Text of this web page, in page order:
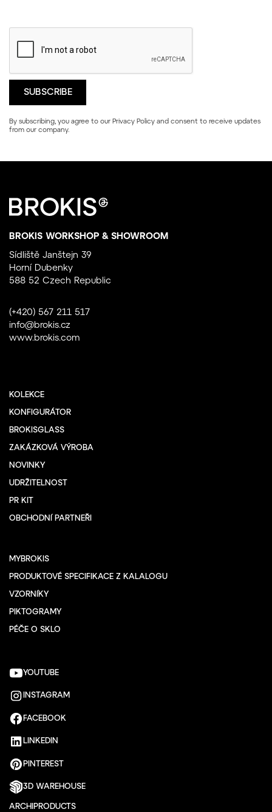
By subscribing, you agree to our Privacy Policy and consent to receive updates
from our company.
BROKIS WORKSHOP & SHOWROOM
Sídliště Janštejn 39
Horní Dubenky
588 52 Czech Republic
(+420) 567 211 517
info@brokis.cz
www.brokis.com
KOLEKCE
KONFIGURÁTOR
BROKISGLASS
ZAKÁZKOVÁ VÝROBA
NOVINKY
UDRŽITELNOST
PR KIT
OBCHODNÍ PARTNEŘI
MYBROKIS
PRODUKTOVÉ SPECIFIKACE Z KALALOGU
VZORNÍKY
PIKTOGRAMY
PÉČE O SKLO
YOUTUBE
INSTAGRAM
FACEBOOK
LINKEDIN
PINTEREST
3D WAREHOUSE
ARCHIPRODUCTS